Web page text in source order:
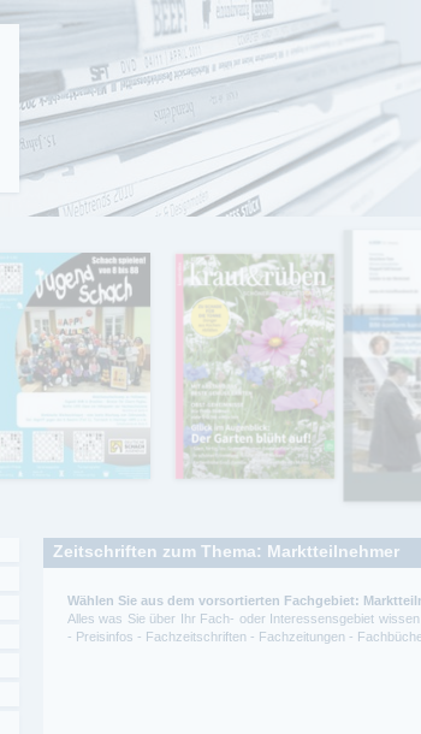
Portal
&
Zeitschriften zum Thema: Marktteilnehmer
Wählen Sie aus dem vorsortierten Fachgebiet:
Alles was Sie über Ihr Fach- oder Interessensgebiet
- Preisinfos - Fachzeitschriften - Fachzeitungen -